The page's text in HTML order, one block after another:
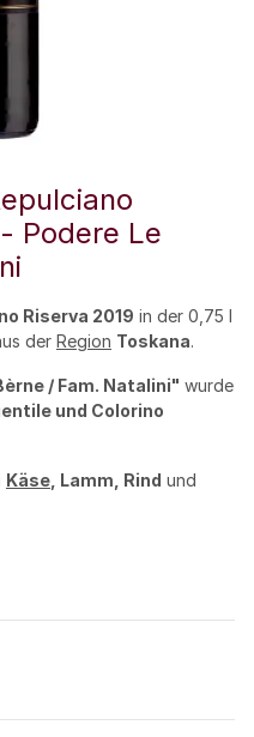
Podere Le
Riserva 2019 in der 0,75 l
der Region Toskana.
/ Fam. Natalini" wurde
und Colorino
Käse , Lamm, Rind und